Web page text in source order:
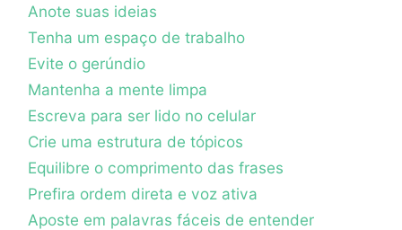
Anote suas ideias
Tenha um espaço de trabalho
Evite o gerúndio
Mantenha a mente limpa
Escreva para ser lido no celular
Crie uma estrutura de tópicos
Equilibre o comprimento das frases
Prefira ordem direta e voz ativa
Aposte em palavras fáceis de entender